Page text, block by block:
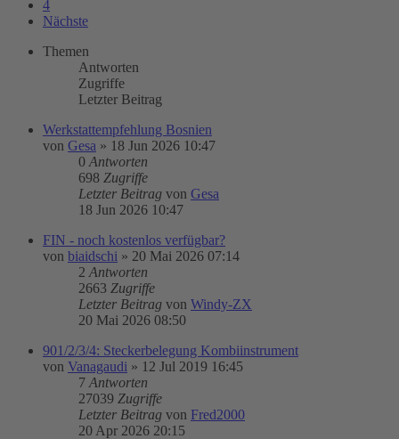
4
Nächste
Themen
Antworten
Zugriffe
Letzter Beitrag
Werkstattempfehlung Bosnien
von Gesa » 18 Jun 2026 10:47
0 Antworten
698 Zugriffe
Letzter Beitrag von Gesa
18 Jun 2026 10:47
FIN - noch kostenlos verfügbar?
von biaidschi » 20 Mai 2026 07:14
2 Antworten
2663 Zugriffe
Letzter Beitrag von Windy-ZX
20 Mai 2026 08:50
901/2/3/4: Steckerbelegung Kombiinstrument
von Vanagaudi » 12 Jul 2019 16:45
7 Antworten
27039 Zugriffe
Letzter Beitrag von Fred2000
20 Apr 2026 20:15